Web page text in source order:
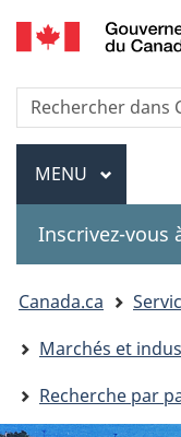
Rechercher
dans
Canada.ca
Menu
MENU PRINCIPAL
Inscrivez-vous
You
are
here:
Canada.ca
Marchés et
Recherche par